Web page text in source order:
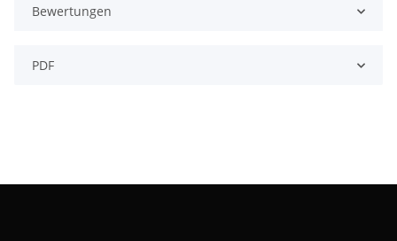
Bewertungen
PDF